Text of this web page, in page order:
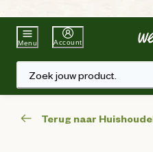
Beste
Menu Account
Zoek jouw product.
Terug naar